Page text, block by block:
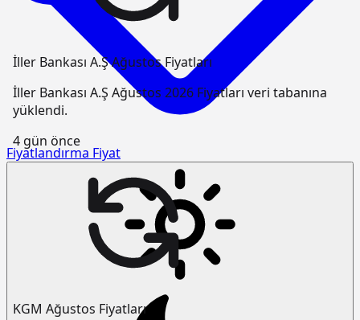
Fiyatlandırma Fiyat
İller Bankası A.Ş Ağustos Fiyatları
İller Bankası A.Ş Ağustos 2026 Fiyatları veri tabanına
yüklendi.
4 gün önce
KGM Ağustos Fiyatları